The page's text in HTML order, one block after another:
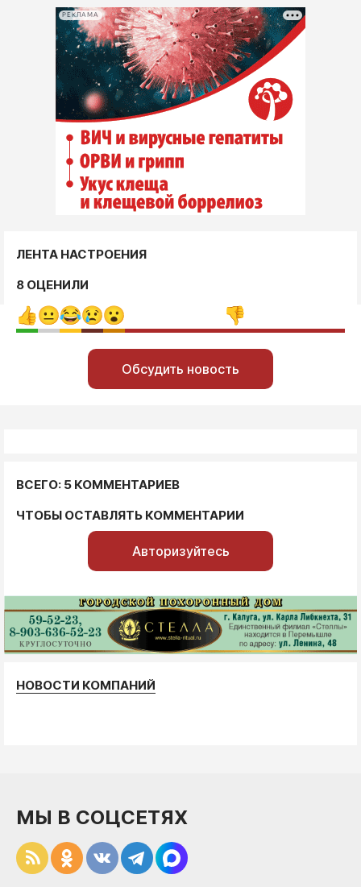
РЕКЛАМА
ЛЕНТА НАСТРОЕНИЯ
8 ОЦЕНИЛИ
Обсудить новость
ВСЕГО: 5 КОММЕНТАРИЕВ
ЧТОБЫ ОСТАВЛЯТЬ КОММЕНТАРИИ
Авторизуйтесь
НОВОСТИ КОМПАНИЙ
МЫ В СОЦСЕТЯХ